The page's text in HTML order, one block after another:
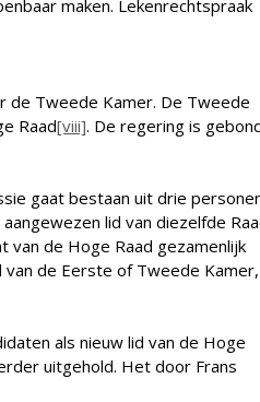
maken. Lekenrechtspraak
de Tweede Kamer. De Tweede
Raad[viii]. De regering is
gaat bestaan uit drie
lid van diezelfde
de Hoge Raad gezamenlijk
de Eerste of Tweede
als nieuw lid van de Hoge
uitgehold. Het door Frans